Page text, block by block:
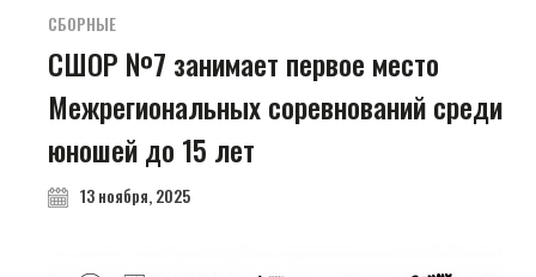
СБОРНЫЕ
СШОР №7 занимает первое место
Межрегиональных соревнований среди
юношей до 15 лет
13 ноября, 2025